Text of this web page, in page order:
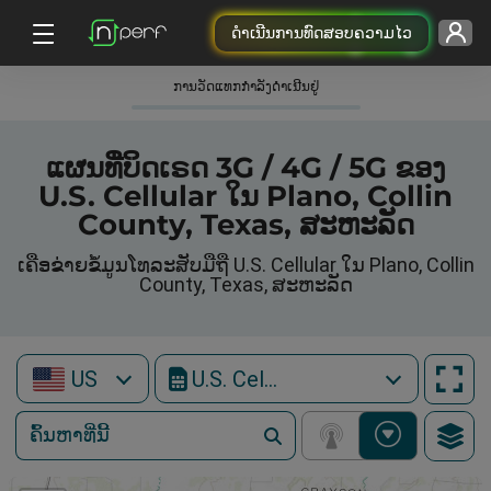
ດຳເນີນການທົດສອບຄວາມໄວ
ການວັດແທກກໍາລັງດໍາເນີນຢູ່
ແຜນທີ່ບິດເຣດ 3G / 4G / 5G ຂອງ
U.S. Cellular ໃນ Plano, Collin
County, Texas, ສະຫະລັດ
ເຄືອຂ່າຍຂໍ້ມູນໂທລະສັບມືຖື U.S. Cellular ໃນ Plano, Collin
County, Texas, ສະຫະລັດ
US U.S. Cellular